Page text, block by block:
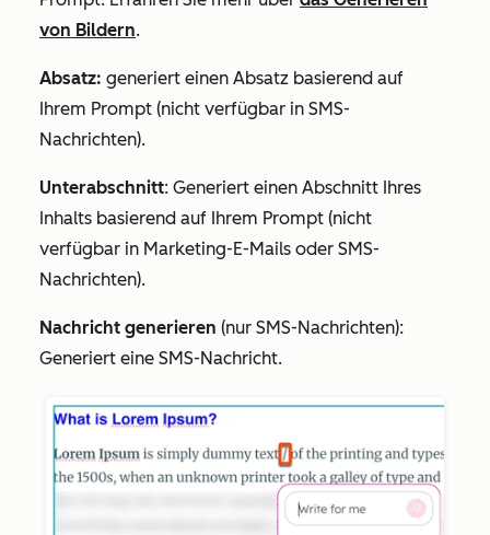
von Bildern.
Absatz: generiert einen Absatz basierend auf
Ihrem Prompt (nicht verfügbar in SMS-
Nachrichten).
Unterabschnitt: Generiert einen Abschnitt Ihres
Inhalts basierend auf Ihrem Prompt (nicht
verfügbar in Marketing-E-Mails oder SMS-
Nachrichten).
Nachricht generieren (nur SMS-Nachrichten):
Generiert eine SMS-Nachricht.